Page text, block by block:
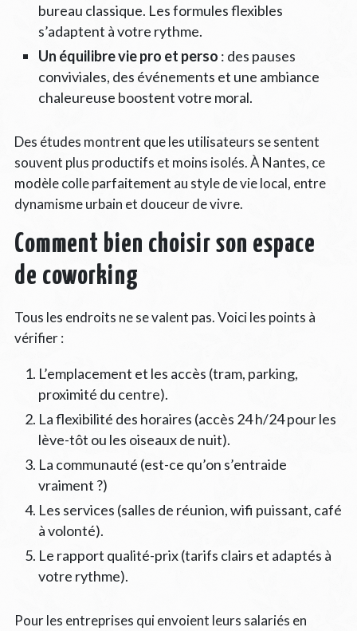
bureau classique. Les formules flexibles
s’adaptent à votre rythme.
Un équilibre vie pro et perso : des pauses
conviviales, des événements et une ambiance
chaleureuse boostent votre moral.
Des études montrent que les utilisateurs se sentent
souvent plus productifs et moins isolés. À Nantes, ce
modèle colle parfaitement au style de vie local, entre
dynamisme urbain et douceur de vivre.
Comment bien choisir son espace
de coworking
Tous les endroits ne se valent pas. Voici les points à
vérifier :
L’emplacement et les accès (tram, parking,
proximité du centre).
La flexibilité des horaires (accès 24 h/24 pour les
lève-tôt ou les oiseaux de nuit).
La communauté (est-ce qu’on s’entraide
vraiment ?)
Les services (salles de réunion, wifi puissant, café
à volonté).
Le rapport qualité-prix (tarifs clairs et adaptés à
votre rythme).
Pour les entreprises qui envoient leurs salariés en